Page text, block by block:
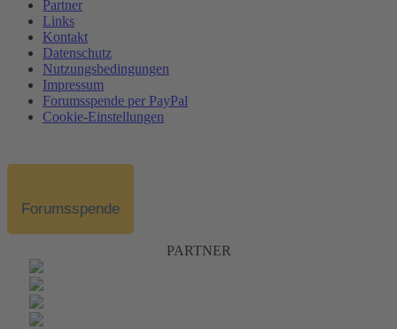
Partner
Links
Kontakt
Datenschutz
Nutzungsbedingungen
Impressum
Forumsspende per PayPal
Cookie-Einstellungen
Forumsspende
PARTNER